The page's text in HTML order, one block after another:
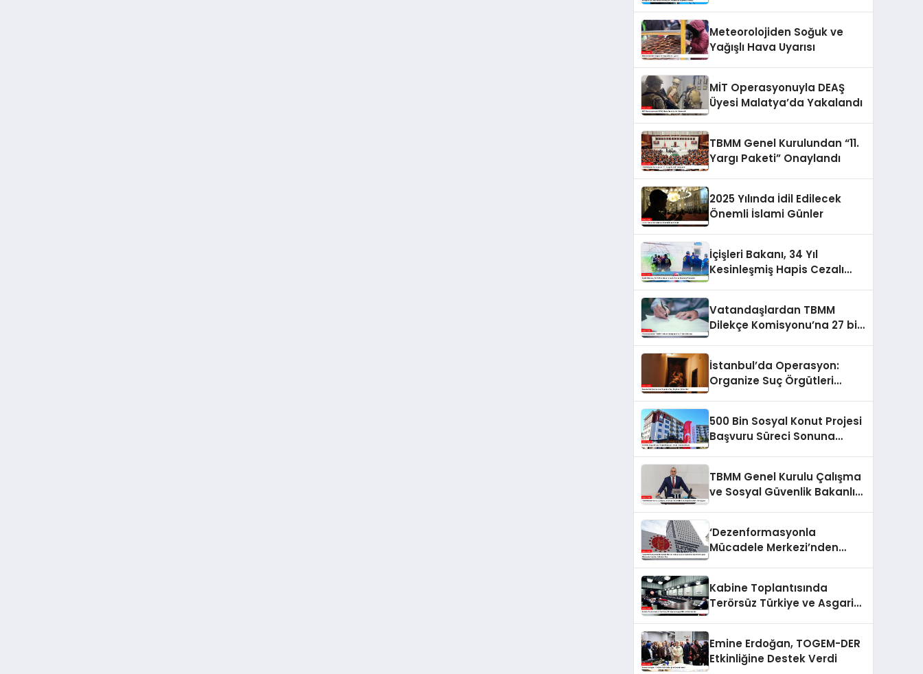
Meteorolojiden Soğuk ve
Yağışlı Hava Uyarısı
MİT Operasyonuyla DEAŞ
Üyesi Malatya’da Yakalandı
TBMM Genel Kurulundan “11.
Yargı Paketi” Onaylandı
2025 Yılında İdil Edilecek
Önemli İslami Günler
İçişleri Bakanı, 34 Yıl
Kesinleşmiş Hapis Cezalı
Vatandaşlardan TBMM
Dilekçe Komisyonu’na 27 bin
İstanbul’da Operasyon:
Organize Suç Örgütleri
500 Bin Sosyal Konut Projesi
Başvuru Süreci Sonuna
TBMM Genel Kurulu Çalışma
ve Sosyal Güvenlik Bakanlığı
‘Dezenformasyonla
Mücadele Merkezi’nden
İddialara Son
Kabine Toplantısında
Terörsüz Türkiye ve Asgari
Emine Erdoğan, TOGEM-DER
Etkinliğine Destek Verdi